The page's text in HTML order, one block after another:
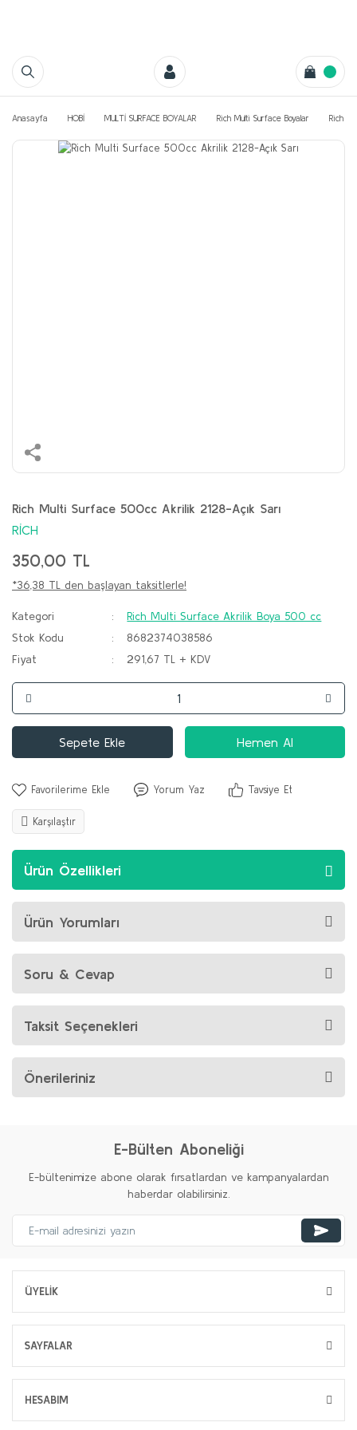
Anasayfa HOBİ MULTİ SURFACE BOYALAR Rich Multi Surface Boyalar Rich
Rich Multi Surface 500cc Akrilik 2128-Açık Sarı
RİCH
350,00 TL
*36,38 TL den başlayan taksitlerle!
Kategori
Rich Multi Surface Akrilik Boya 500 cc
Stok Kodu
8682374038586
Fiyat
291,67 TL + KDV
Sepete Ekle Hemen Al
Yorum Yaz Tavsiye Et
Karşılaştır
Ürün Özellikleri
Ürün Yorumları
Soru & Cevap
Taksit Seçenekleri
Önerileriniz
E-Bülten Aboneliği
E-bültenimize abone olarak fırsatlardan ve kampanyalardan
haberdar olabilirsiniz.
ÜYELİK
SAYFALAR
HESABIM